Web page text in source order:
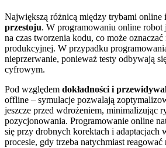
Największą różnicą między trybami online
przestoju. W programowaniu online robot
na czas tworzenia kodu, co może
produkcyjnej. W przypadku
nieprzerwanie, ponieważ testy odbywają
cyfrowym.
Pod względem dokładności i
offline – symulacje pozwalają
jeszcze przed wdrożeniem, minimalizując
pozycjonowania. Programowanie online
się przy drobnych korektach i adaptacjach
procesie, gdy trzeba natychmiast